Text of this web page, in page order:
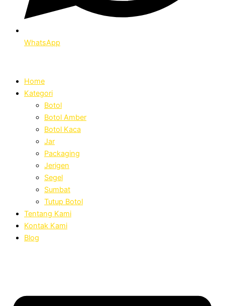
WhatsApp
Home
Kategori
Botol
Botol Amber
Botol Kaca
Jar
Packaging
Jerigen
Segel
Sumbat
Tutup Botol
Tentang Kami
Kontak Kami
Blog